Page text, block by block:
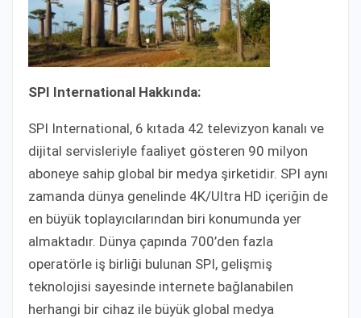
SPI International Hakkında:
SPI International, 6 kıtada 42 televizyon kanalı ve
dijital servisleriyle faaliyet gösteren 90 milyon
aboneye sahip global bir medya şirketidir. SPI aynı
zamanda dünya genelinde 4K/Ultra HD içeriğin de
en büyük toplayıcılarından biri konumunda yer
almaktadır. Dünya çapında 700’den fazla
operatörle iş birliği bulunan SPI, gelişmiş
teknolojisi sayesinde internete bağlanabilen
herhangi bir cihaz ile büyük global medya